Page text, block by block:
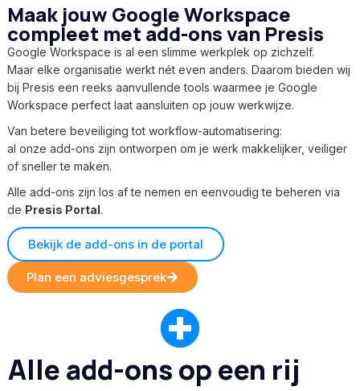
Maak jouw Google Workspace
compleet met add-ons van Presis
Google Workspace is al een slimme werkplek op zichzelf.
Maar elke organisatie werkt nét even anders. Daarom bieden wij
bij Presis een reeks aanvullende tools waarmee je Google
Workspace perfect laat aansluiten op jouw werkwijze.
Van betere beveiliging tot workflow-automatisering:
al onze add-ons zijn ontworpen om je werk makkelijker, veiliger
of sneller te maken.
Alle add-ons zijn los af te nemen en eenvoudig te beheren via
de Presis Portal.
Bekijk de add-ons in de portal
Plan een adviesgesprek
Alle add-ons op een rij